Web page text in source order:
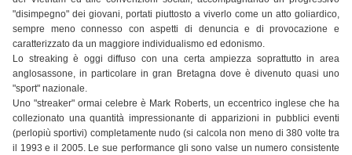
"disimpegno" dei giovani, portati piuttosto a viverlo come un atto goliardico,
sempre meno connesso con aspetti di denuncia e di provocazione e
caratterizzato da un maggiore individualismo ed edonismo.
Lo streaking è oggi diffuso con una certa ampiezza soprattutto in area
anglosassone, in particolare in gran Bretagna dove è divenuto quasi uno
"sport" nazionale.
Uno "streaker" ormai celebre è Mark Roberts, un eccentrico inglese che ha
collezionato una quantità impressionante di apparizioni in pubblici eventi
(perlopiù sportivi) completamente nudo (si calcola non meno di 380 volte tra
il 1993 e il 2005. Le sue performance gli sono valse un numero consistente